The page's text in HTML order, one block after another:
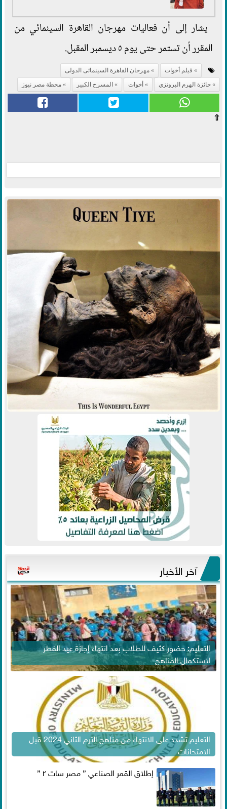
يشار إلى أن فعاليات مهرجان القاهرة السينمائي من
المقرر أن تستمر حتى يوم ٥ ديسمبر المقبل.
فيلم أخوات
مهرجان القاهرة السينمائى الدولى
جائزة الهرم البرونزي
أخوات المسرح الكبير محطة مصر نيوز
⇧
آخر الأخبار
التعليم: حضور كثيف للطلاب بعد انتهاء إجازة عيد الفطر
لاستكمال المناهج
التعليم تشدد على الانتهاء من مناهج الترم الثاني 2024 قبل
الامتحانات
إطلاق القمر الصناعي ” مصر سات ٢ ”